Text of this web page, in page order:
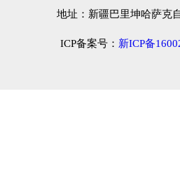
地址：新疆巴里坤哈萨克
ICP备案号： 新ICP备